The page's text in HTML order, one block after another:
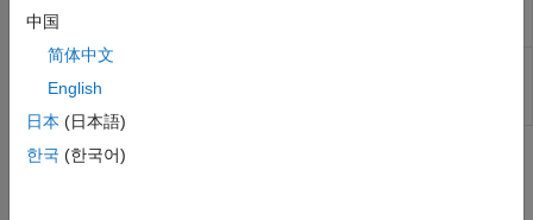
ecompass
トピック
中国
简体中文
English
日本 (日本語)
한국 (한국어)